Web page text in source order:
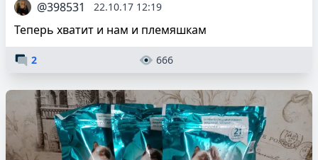
@398531 22.10.17 12:19
Теперь хватит и нам и племяшкам
2 666